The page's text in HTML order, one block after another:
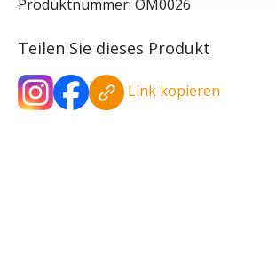
Produktnummer: OM0026
Teilen Sie dieses Produkt
Link kopieren